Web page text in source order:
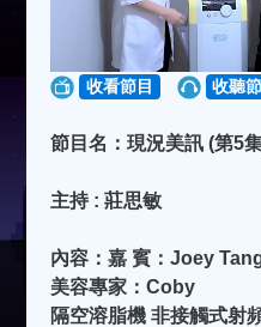
收看節目 收聽
節目名：現況美訊 (第5
主持 : 莊思敏
內容：嘉 賓：Joey
美容專家：Coby
隔空溶脂機 非接觸式射